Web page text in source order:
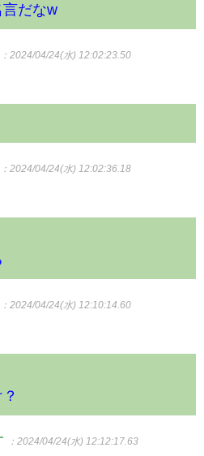
言だなw
：2024/04/24(水) 12:02:23.50
：2024/04/24(水) 12:02:36.18
：2024/04/24(水) 12:10:14.60
：2024/04/24(水) 12:12:17.63